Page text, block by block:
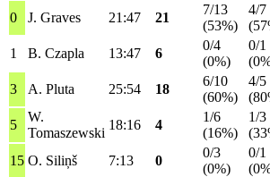
0 J. Graves 21:47 21
7/13
(53%)
4/7
1 B. Czapla 13:47 6
0/4
(0%)
0/1
3 A. Pluta 25:54 18
6/10
(60%)
4/5
5
W.
Tomaszewski
18:16 4
1/6
(16%)
1/3
15 O. Siliņš 7:13 0
0/3
(0%)
0/1